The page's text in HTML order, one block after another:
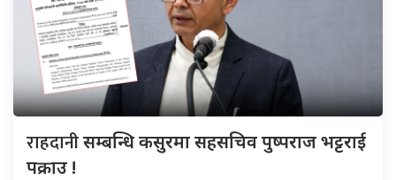
राहदानीसम्बन्धि कसुरमा सहसचिव पुष्पराज भट्टराई
पक्राउ !